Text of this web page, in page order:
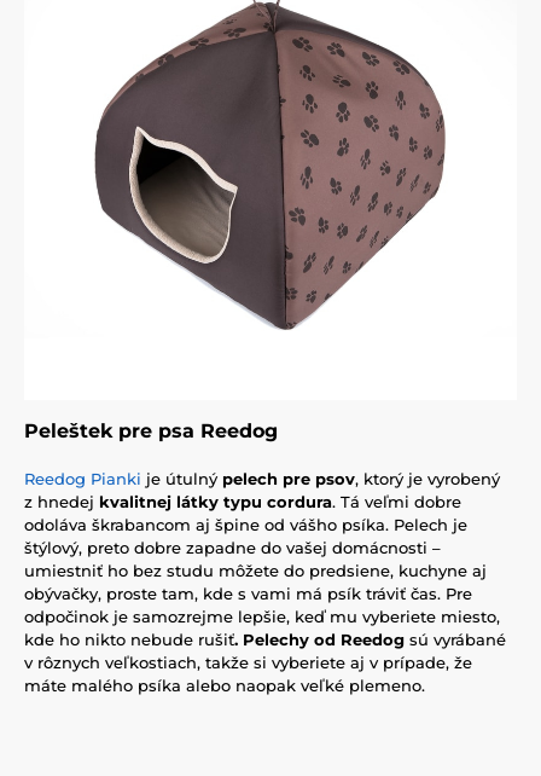
Peleštek pre psa Reedog
Reedog Pianki je útulný pelech pre psov, ktorý je vyrobený
z hnedej kvalitnej látky typu cordura. Tá veľmi dobre
odoláva škrabancom aj špine od vášho psíka. Pelech je
štýlový, preto dobre zapadne do vašej domácnosti –
umiestniť ho bez studu môžete do predsiene, kuchyne aj
obývačky, proste tam, kde s vami má psík tráviť čas. Pre
odpočinok je samozrejme lepšie, keď mu vyberiete miesto,
kde ho nikto nebude rušiť. Pelechy od Reedog sú vyrábané
v rôznych veľkostiach, takže si vyberiete aj v prípade, že
máte malého psíka alebo naopak veľké plemeno.